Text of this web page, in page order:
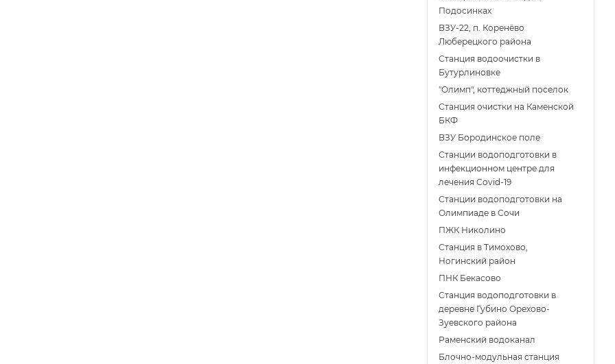
Подосинках
ВЗУ-22, п. Коренёво
Люберецкого района
Станция водоочистки в
Бутурлиновке
"Олимп", коттеджный поселок
Станция очистки на Каменской
БКФ
ВЗУ Бородинское поле
Станции водоподготовки в
инфекционном центре для
лечения Covid-19
Станции водоподготовки на
Олимпиаде в Сочи
ПЖК Николино
Станция в Тимохово,
Ногинский район
ПНК Бекасово
Станция водоподготовки в
деревне Губино Орехово-
Зуевского района
Раменский водоканал
Блочно-модульная станция